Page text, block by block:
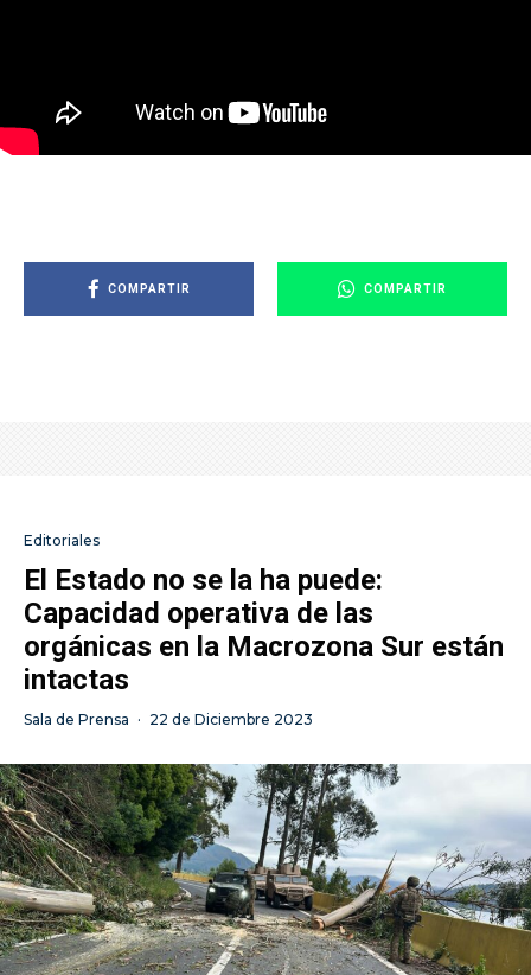
COMPARTIR COMPARTIR
Editoriales
El Estado no se la ha puede:
Capacidad operativa de las
orgánicas en la Macrozona Sur están
intactas
Sala de Prensa · 22 de Diciembre 2023